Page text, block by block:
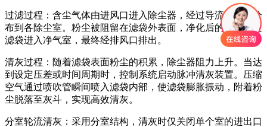
过滤过程：含尘气体由进风口进入除尘器，经过导流板均匀分
布到各除尘室。粉尘被阻留在滤袋外表面，净化后的气体透过
滤袋进入净气室，最终经排风口排出。
清灰过程：随着滤袋表面粉尘的积累，除尘器阻力上升。当达
到设定压差或时间周期时，控制系统启动脉冲清灰装置。压缩
空气通过喷吹管瞬间喷入滤袋内部，使滤袋膨胀振动，附着粉
尘脱落至灰斗，实现高效清灰。
分室轮流清灰：采用分室结构，清灰时仅关闭单个室的进出口